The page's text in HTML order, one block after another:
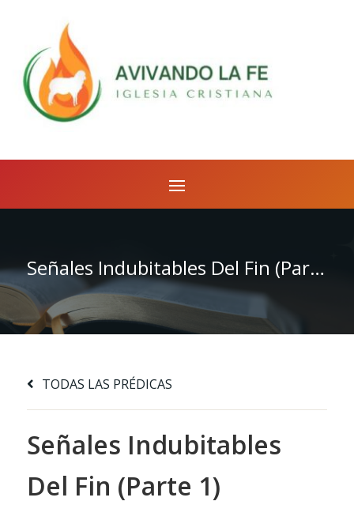
Señales Indubitables Del Fin (Parte 1)
TODAS LAS PRÉDICAS
Señales Indubitables
Del Fin (Parte 1)